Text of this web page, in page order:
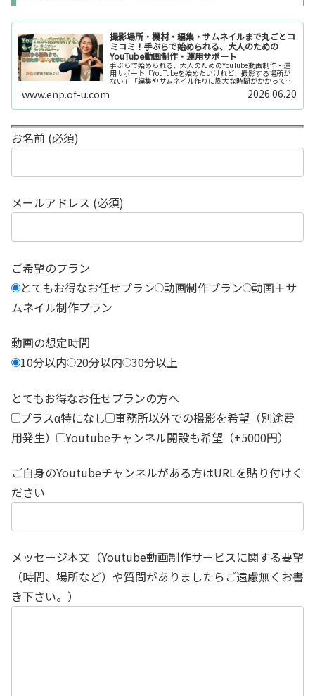
撮影場所・機材・編集・サムネイルまで丸ごとコ
ミコミ！手ぶらで始められる、大人のための
YouTube動画制作・運用サポート
手ぶらで始められる、大人のためのYouTube動画制作・運
用サポート「YouTubeを始めたいけれど、撮影する場所が
ない」「編集やサムネイル作りに膨大な時間がかかって長
続きしない」「機材を揃えるだけで何万円もかかってしま
www.enp.of-u.com 2026.06.20
お名前 (必須)
メールアドレス (必須)
ご希望のプラン
とてもお得なお任せプラン 動画制作プラン 動画＋サ
ムネイル制作プラン
動画の想定時間
10分以内
20分以内 30分以上
とてもお得なお任せプランの方へ
プラスα特になし
事務所以外での撮影を希望（別途費
用発生）
Youtubeチャンネル開設も希望（+5000円）
ご自身のYoutubeチャンネルがある方はURLを貼り付けく
ださい
メッセージ本文（Youtube動画制作サービスに関する要望
（時間、場所など）や質問がありましたらご遠慮無くお書
き下さい。）